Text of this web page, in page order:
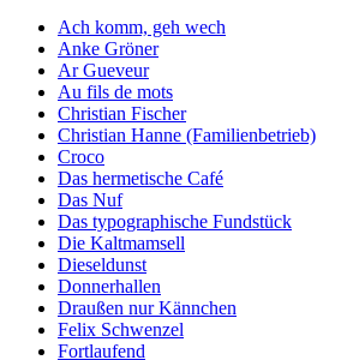
Ach komm, geh wech
Anke Gröner
Ar Gueveur
Au fils de mots
Christian Fischer
Christian Hanne (Familienbetrieb)
Croco
Das hermetische Café
Das Nuf
Das typographische Fundstück
Die Kaltmamsell
Dieseldunst
Donnerhallen
Draußen nur Kännchen
Felix Schwenzel
Fortlaufend